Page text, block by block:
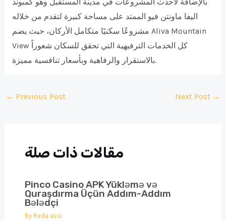
اليفا ماونتن فيو الممتد على مساحة كبيرة لتقدم من خلاله
مشروعًا سكنيًا متكامل الأركان، حيث يضم Aliva Mountain
View كل الخدمات الترفيهية التي تحقق للسكان شعوراً
بالاستقرار والرفاهية وبأسعار تنافسية مميزة.
Post
← Previous Post Next Post →
مقالات ذات صلة
Pinco Casino APK Yükləmə və
Quraşdırma Üçün Addım-Addım
Bələdçi
By Reda assi